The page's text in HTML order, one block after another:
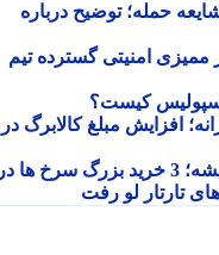
حمله؛ توضیح درباره
در ممیزی امنیتی گسترده تیم
کیست؟
افزایش مبلغ کالابرگ در
نقل وانتقالات پرسپولیس داغ تر از همیشه؛ 3 خرید بزرگ سرخ ها در
لو رفت